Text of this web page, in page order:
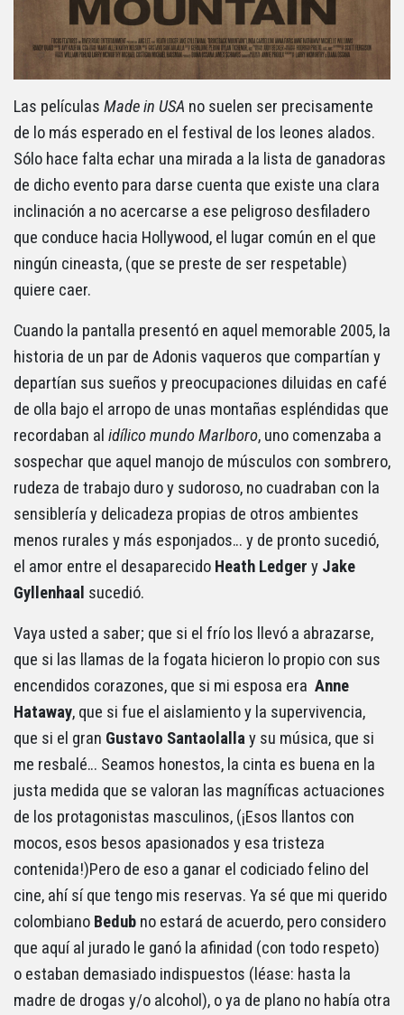
Las películas Made in USA no suelen ser precisamente
de lo más esperado en el festival de los leones alados.
Sólo hace falta echar una mirada a la lista de ganadoras
de dicho evento para darse cuenta que existe una clara
inclinación a no acercarse a ese peligroso desfiladero
que conduce hacia Hollywood, el lugar común en el que
ningún cineasta, (que se preste de ser respetable)
quiere caer.
Cuando la pantalla presentó en aquel memorable 2005, la
historia de un par de Adonis vaqueros que compartían y
departían sus sueños y preocupaciones diluidas en café
de olla bajo el arropo de unas montañas espléndidas que
recordaban al idílico mundo Marlboro, uno comenzaba a
sospechar que aquel manojo de músculos con sombrero,
rudeza de trabajo duro y sudoroso, no cuadraban con la
sensiblería y delicadeza propias de otros ambientes
menos rurales y más esponjados… y de pronto sucedió,
el amor entre el desaparecido Heath Ledger y Jake
Gyllenhaal sucedió.
Vaya usted a saber; que si el frío los llevó a abrazarse,
que si las llamas de la fogata hicieron lo propio con sus
encendidos corazones, que si mi esposa era Anne
Hataway, que si fue el aislamiento y la supervivencia,
que si el gran Gustavo Santaolallay su música, que si
me resbalé… Seamos honestos, la cinta es buena en la
justa medida que se valoran las magníficas actuaciones
de los protagonistas masculinos, (¡Esos llantos con
mocos, esos besos apasionados y esa tristeza
contenida!)Pero de eso a ganar el codiciado felino del
cine, ahí sí que tengo mis reservas. Ya sé que mi querido
colombiano Bedub no estará de acuerdo, pero considero
que aquí al jurado le ganó la afinidad (con todo respeto)
o estaban demasiado indispuestos (léase: hasta la
madre de drogas y/o alcohol), o ya de plano no había otra